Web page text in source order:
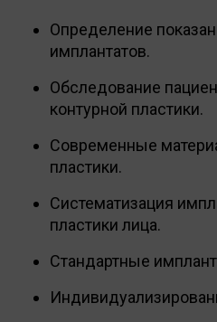
Определение
имплантатов.
Обследование
контурной пластики.
Современные
пластики.
Систематизация
пластики лица.
Стандартные